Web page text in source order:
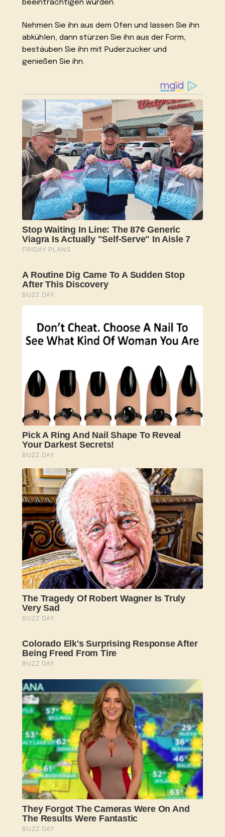
beeinträchtigen würden.
Nehmen Sie ihn aus dem Ofen und lassen Sie ihn
abkühlen, dann stürzen Sie ihn aus der Form,
bestäuben Sie ihn mit Puderzucker und
genießen Sie ihn.